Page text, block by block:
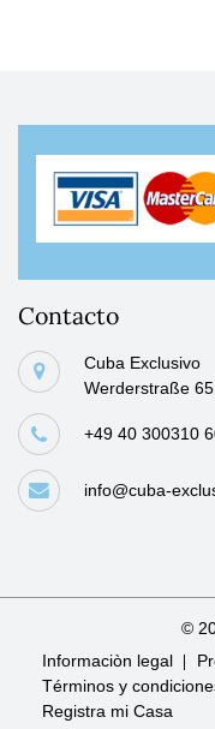
Contacto
Cuba Exclusivo
Werderstraße
+49 40 300310
info@cuba-
©
Informaciòn legal
Términos y
Registra mi Casa